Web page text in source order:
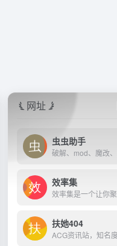
网址
虫虫助手
破解、mod、魔改
效率集
效率集是一个让你聚
扶她404
ACG资讯站，知名